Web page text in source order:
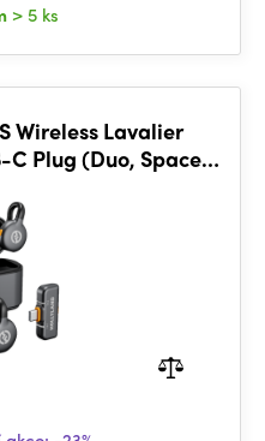
> 5 ks
Wireless Lavalier
Plug (Duo, Space